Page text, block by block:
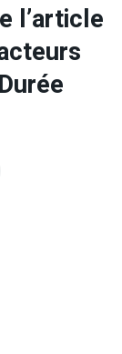
l’article
Durée